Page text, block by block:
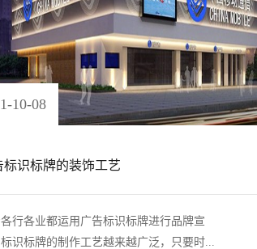
标识标牌的装饰工艺
-10-08
各行各业都运用广告标识标牌进行品牌宣
识标牌的制作工艺越来越广泛，只要时...